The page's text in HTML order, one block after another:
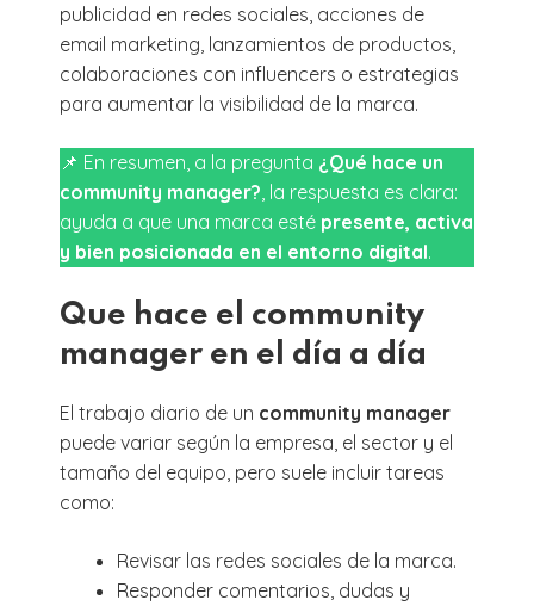
publicidad en redes sociales, acciones de
email marketing, lanzamientos de productos,
colaboraciones con influencers o estrategias
para aumentar la visibilidad de la marca.
📌 En resumen, a la pregunta ¿Qué hace un
community manager? , la respuesta es clara:
ayuda a que una marca esté presente, activa
y bien posicionada en el entorno digital.
Que hace el community
manager en el día a día
El trabajo diario de un community manager
puede variar según la empresa, el sector y el
tamaño del equipo, pero suele incluir tareas
como:
Revisar las redes sociales de la marca.
Responder comentarios, dudas y